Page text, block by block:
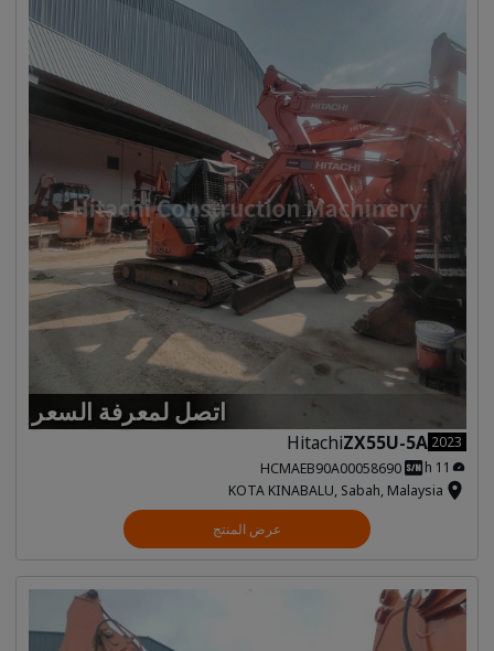
اتصل لمعرفة السعر
2023
ZX55U-5A
Hitachi
11 h
HCMAEB90A00058690
KOTA KINABALU, Sabah, Malaysia
عرض المنتج